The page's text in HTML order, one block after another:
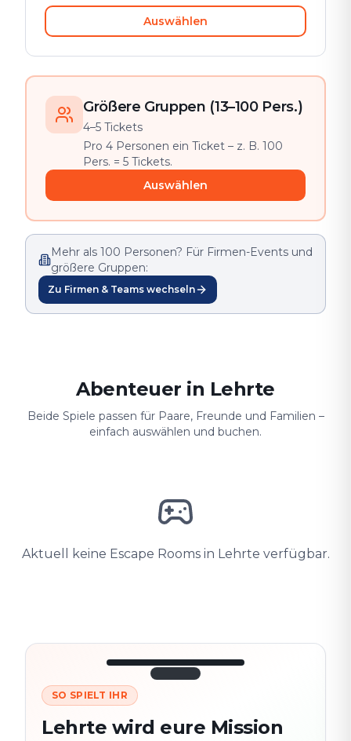
Auswählen
Größere Gruppen (13–100 Pers.)
4–5 Tickets
Pro 4 Personen ein Ticket – z. B. 100
Pers. = 5 Tickets.
Auswählen
Mehr als 100 Personen? Für Firmen-Events und
größere Gruppen:
Zu Firmen & Teams wechseln
Abenteuer in Lehrte
Beide Spiele passen für Paare, Freunde und Familien –
einfach auswählen und buchen.
Aktuell keine Escape Rooms in Lehrte verfügbar.
3/10
Nächster
Schauplatz
280
m
SO SPIELT IHR
Lehrte wird eure Mission